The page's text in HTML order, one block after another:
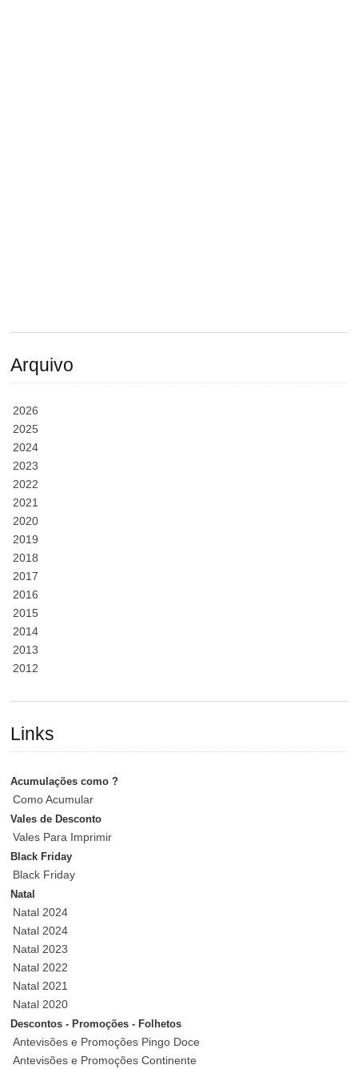
Arquivo
2026
2025
2024
2023
2022
2021
2020
2019
2018
2017
2016
2015
2014
2013
2012
Links
Acumulações como ?
Como Acumular
Vales de Desconto
Vales Para Imprimir
Black Friday
Black Friday
Natal
Natal 2024
Natal 2024
Natal 2023
Natal 2022
Natal 2021
Natal 2020
Descontos - Promoções - Folhetos
Antevisões e Promoções Pingo Doce
Antevisões e Promoções Continente